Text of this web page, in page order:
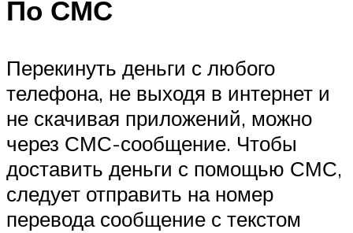
По СМС
Перекинуть деньги с любого
телефона, не выходя в интернет и
не скачивая приложений, можно
через СМС-сообщение. Чтобы
доставить деньги с помощью СМС,
следует отправить на номер
перевода сообщение с текстом